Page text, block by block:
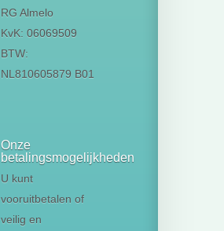
RG Almelo
KvK: 06069509
BTW:
NL810605879 B01
Onze
betalingsmogelijkheden
U kunt
vooruitbetalen of
veilig en